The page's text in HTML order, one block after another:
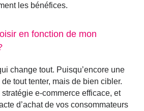
les bénéfices.
en fonction de mon
change tout. Puisqu’encore une
tout tenter, mais de bien cibler.
stratégie e-commerce efficace, et
d’achat de vos consommateurs